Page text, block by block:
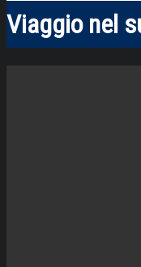
Viaggio nel